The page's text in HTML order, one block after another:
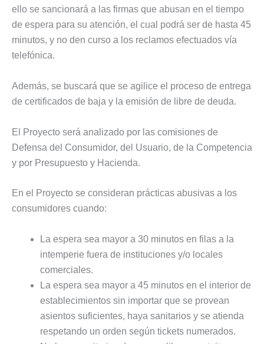
ello se sancionará a las firmas que abusan en el tiempo
de espera para su atención, el cual podrá ser de hasta 45
minutos, y no den curso a los reclamos efectuados vía
telefónica.
Además, se buscará que se agilice el proceso de entrega
de certificados de baja y la emisión de libre de deuda.
El Proyecto será analizado por las comisiones de
Defensa del Consumidor, del Usuario, de la Competencia
y por Presupuesto y Hacienda.
En el Proyecto se consideran prácticas abusivas a los
consumidores cuando:
La espera sea mayor a 30 minutos en filas a la
intemperie fuera de instituciones y/o locales
comerciales.
La espera sea mayor a 45 minutos en el interior de
establecimientos sin importar que se provean
asientos suficientes, haya sanitarios y se atienda
respetando un orden según tickets numerados.